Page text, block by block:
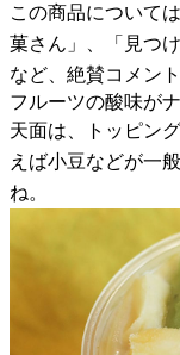
この商品について
菓さん」、「見つ
など、絶賛コメン
フルーツの酸味が
天面は、トッピン
えば小豆などが一
ね。